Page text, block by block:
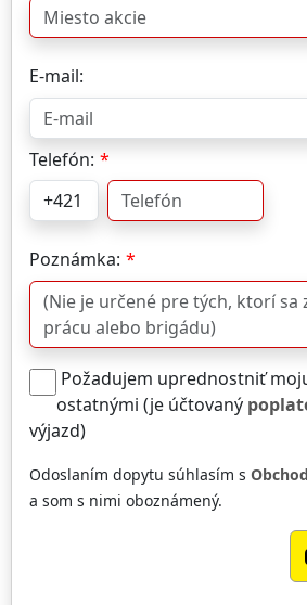
E-mail:
Telefón:
Poznámka:
Požadujem uprednostniť
ostatnými (je účtovaný
výjazd)
Odoslaním dopytu súhlasím s
a som s nimi oboznámený.